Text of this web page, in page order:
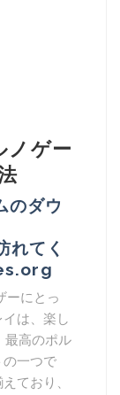
ノゲー
のダウ
てく
ーにとっ
は、楽し
最高のポル
の一つで
ており、